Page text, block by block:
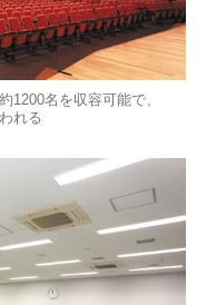
1200名を収容可能で、
れる